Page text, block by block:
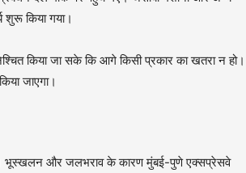
शुरू किया गया।
किया जा सके कि आगे किसी प्रकार का खतरा न हो।
जाएगा।
है। भूस्खलन और जलभराव के कारण मुंबई-पुणे एक्सप्रेसवे